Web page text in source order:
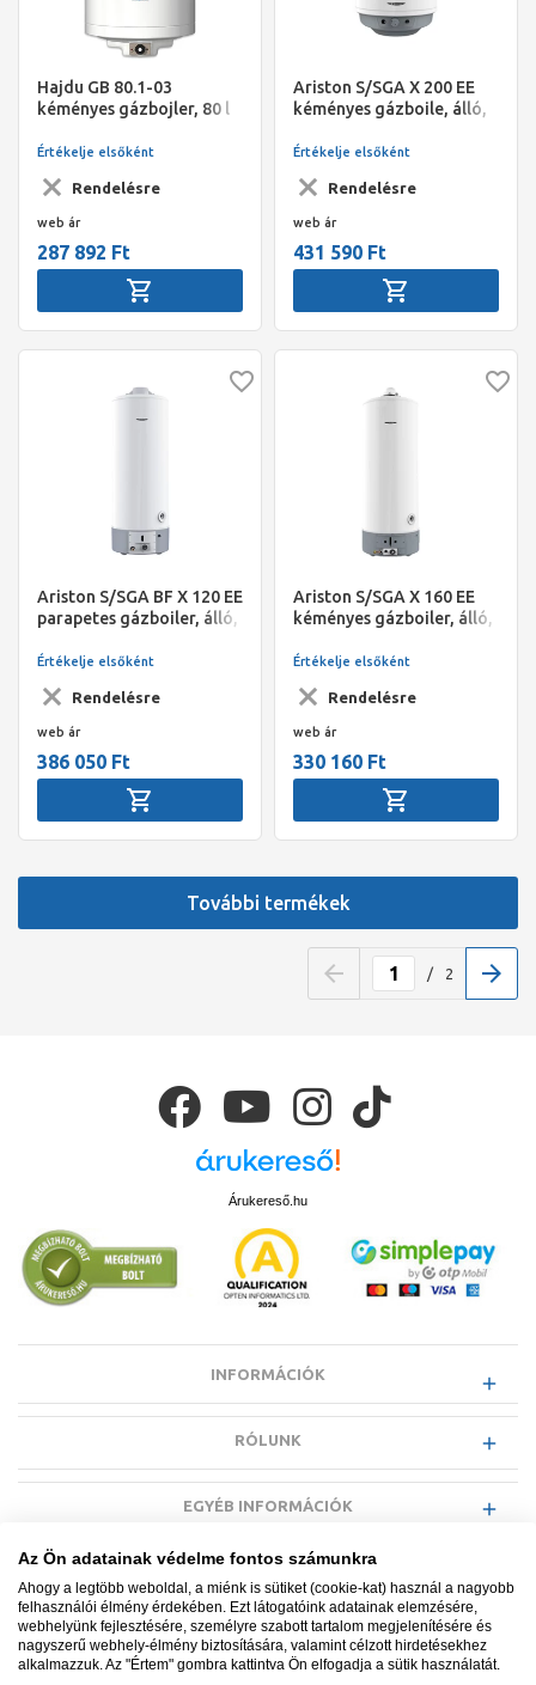
Hajdu GB 80.1-03
kéményes gázbojler, 80 l
Rendelésre
Értékelje elsőként
web ár
287 892 Ft
Ariston S/SGA X 200 EE
kéményes gázboile, álló,
Rendelésre
Értékelje elsőként
web ár
431 590 Ft
Ariston S/SGA BF X 120 EE
parapetes gázboiler, álló,
Rendelésre
Értékelje elsőként
web ár
386 050 Ft
Ariston S/SGA X 160 EE
kéményes gázboiler, álló,
Rendelésre
Értékelje elsőként
web ár
330 160 Ft
További termékek
/ 2
Árukereső.hu
INFORMÁCIÓK
RÓLUNK
EGYÉB INFORMÁCIÓK
Az Ön adatainak védelme fontos számunkra
Ahogy a legtöbb weboldal, a miénk is sütiket (cookie-kat) használ a nagyobb
felhasználói élmény érdekében. Ezt látogatóink adatainak elemzésére,
webhelyünk fejlesztésére, személyre szabott tartalom megjelenítésére és
nagyszerű webhely-élmény biztosítására, valamint célzott hirdetésekhez
alkalmazzuk. Az "Értem" gombra kattintva Ön elfogadja a sütik használatát.